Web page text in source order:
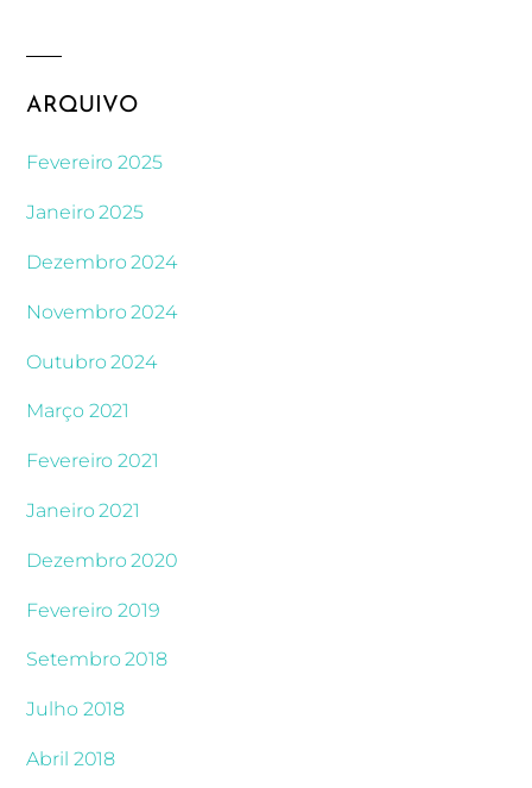
ARQUIVO
Fevereiro 2025
Janeiro 2025
Dezembro 2024
Novembro 2024
Outubro 2024
Março 2021
Fevereiro 2021
Janeiro 2021
Dezembro 2020
Fevereiro 2019
Setembro 2018
Julho 2018
Abril 2018